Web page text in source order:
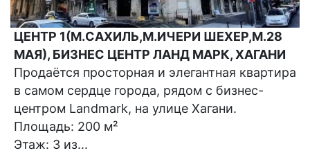
ЦЕНТР 1(М.САХИЛЬ,М.ИЧЕРИ ШЕХЕР,М.28
МАЯ), БИЗНЕС ЦЕНТР ЛАНД МАРК, ХАГАНИ
Продаётся просторная и элегантная квартира
в самом сердце города, рядом с бизнес-
центром Landmark, на улице Хагани.
Площадь: 200 м²
Этаж: 3 из...